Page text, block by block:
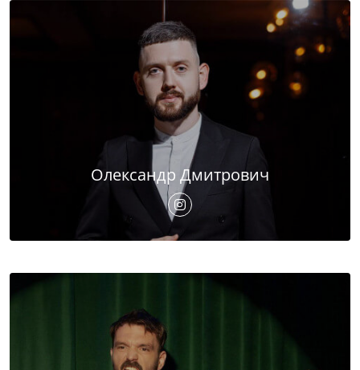
Олександр Дмитрович